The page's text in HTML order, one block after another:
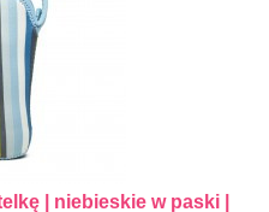
| niebieskie w paski |